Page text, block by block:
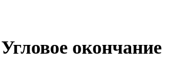
окончание